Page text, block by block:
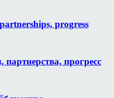
progress
прогресс